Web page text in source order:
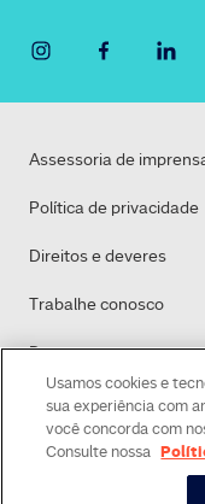
Assessoria de
Política de privacidade
Direitos e deveres
Trabalhe conosco
Dasa
Política de Cookies
Usamos cookies e
sua experiência com
você concorda com
Consulte nossa